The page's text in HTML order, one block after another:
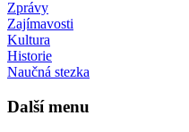
Zprávy
Zajímavosti
Kultura
Historie
Naučná stezka
Další menu